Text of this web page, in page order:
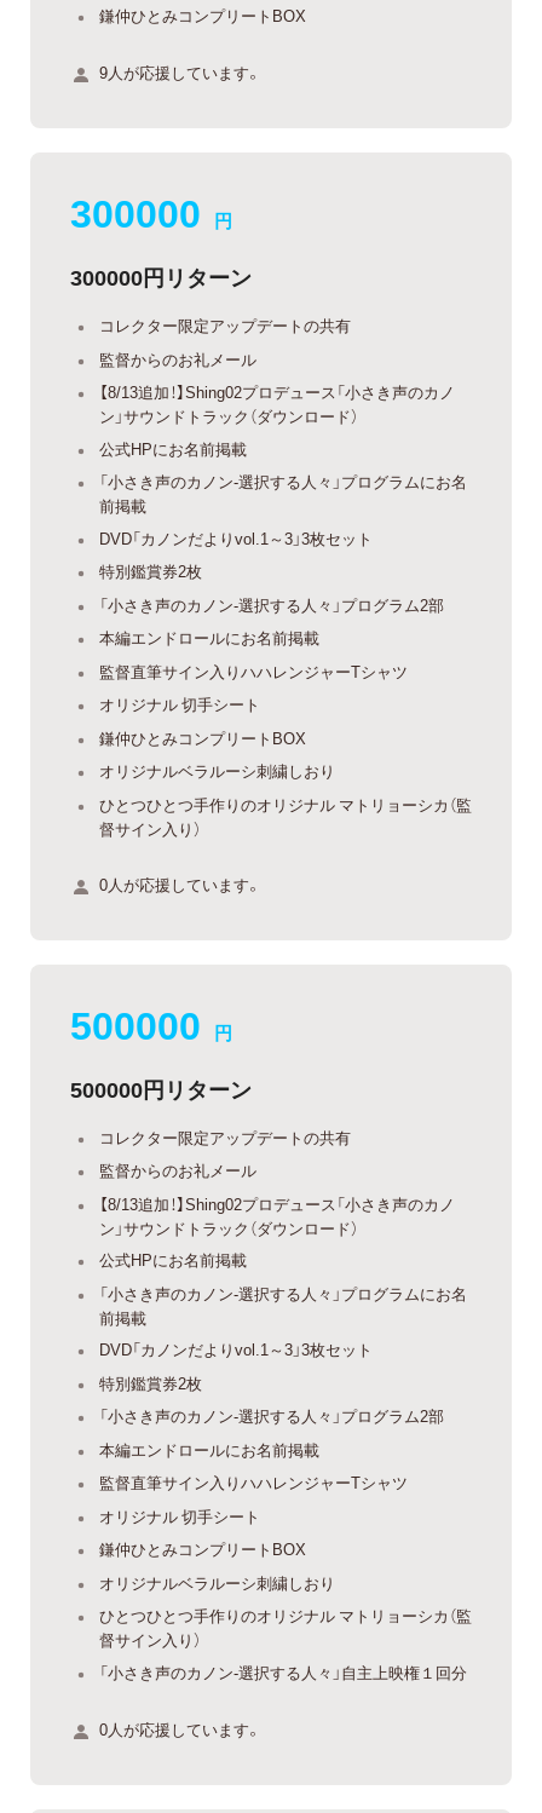
鎌仲ひとみコンプリートBOX
9人が応援しています。
300000 円
300000円リターン
コレクター限定アップデートの共有
監督からのお礼メール
【8/13追加！】Shing02プロデュース「小さき声のカノ
ン」サウンドトラック（ダウンロード）
公式HPにお名前掲載
「小さき声のカノン-選択する人々」プログラムにお名
前掲載
DVD「カノンだよりvol.1～3」3枚セット
特別鑑賞券2枚
「小さき声のカノン-選択する人々」プログラム2部
本編エンドロールにお名前掲載
監督直筆サイン入りハハレンジャーTシャツ
オリジナル 切手シート
鎌仲ひとみコンプリートBOX
オリジナルベラルーシ刺繍しおり
ひとつひとつ手作りのオリジナル マトリョーシカ（監
督サイン入り）
0人が応援しています。
500000 円
500000円リターン
コレクター限定アップデートの共有
監督からのお礼メール
【8/13追加！】Shing02プロデュース「小さき声のカノ
ン」サウンドトラック（ダウンロード）
公式HPにお名前掲載
「小さき声のカノン-選択する人々」プログラムにお名
前掲載
DVD「カノンだよりvol.1～3」3枚セット
特別鑑賞券2枚
「小さき声のカノン-選択する人々」プログラム2部
本編エンドロールにお名前掲載
監督直筆サイン入りハハレンジャーTシャツ
オリジナル 切手シート
鎌仲ひとみコンプリートBOX
オリジナルベラルーシ刺繍しおり
ひとつひとつ手作りのオリジナル マトリョーシカ（監
督サイン入り）
「小さき声のカノン-選択する人々」自主上映権１回分
0人が応援しています。